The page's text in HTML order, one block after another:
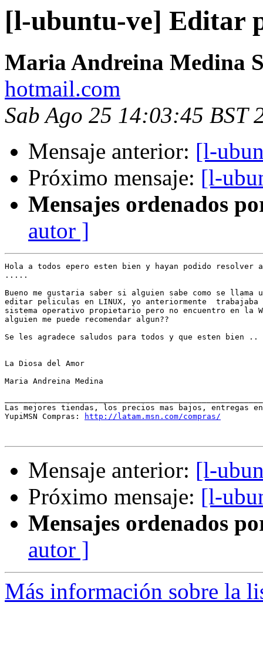
[l-ubuntu-ve] Editar
Maria Andreina Medina
hotmail.com
Sab Ago 25 14:03:45 BST
Mensaje anterior: [l-
Próximo mensaje: [l-
Mensajes ordenados
autor ]
Hola a todos epero esten bien y hayan podido resolver
.....
Bueno me gustaria saber si alguien sabe como se llama
editar peliculas en LINUX, yo anteriormente  trabajaba
sistema operativo propietario pero no encuentro en la
alguien me puede recomendar algun??
Se les agradece saludos para todos y que esten bien ..
La Diosa del Amor
Maria Andreina Medina
Las mejores tiendas, los precios mas bajos, entregas
YupiMSN Compras:
http://latam.msn.com/compras/
Mensaje anterior: [l-
Próximo mensaje: [l-
Mensajes ordenados
autor ]
Más información sobre la